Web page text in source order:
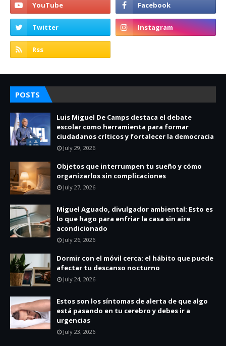
POSTS
Luis Miguel De Camps destaca el debate
escolar como herramienta para formar
ciudadanos críticos y fortalecer la democracia
July 29, 2026
Objetos que interrumpen tu sueño y cómo
organizarlos sin complicaciones
July 27, 2026
Miguel Aguado, divulgador ambiental: Esto es
lo que hago para enfriar la casa sin aire
acondicionado
July 26, 2026
Dormir con el móvil cerca: el hábito que puede
afectar tu descanso nocturno
July 24, 2026
Estos son los síntomas de alerta de que algo
está pasando en tu cerebro y debes ir a
urgencias
July 23, 2026